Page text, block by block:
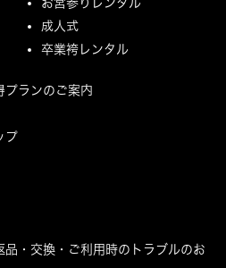
成人式
卒業袴レンタル
プランのご案内
プ
品・交換・ご利用時のトラブルのお